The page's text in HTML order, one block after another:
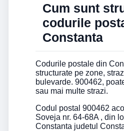
Cum sunt
codurile
Constanta
Codurile postale din
structurate pe zone,
bulevarde. 900462,
sau mai multe strazi.
Codul postal 900462
Soveja nr. 64-68A , din
Constanta judetul